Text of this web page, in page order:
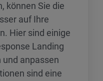
können Sie die
auf Ihre
Hier sind einige
Landing
und anpassen
sind eine